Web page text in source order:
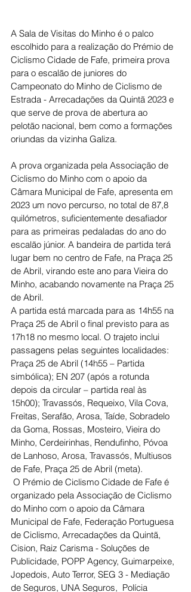
A Sala de Visitas do Minho é o palco
escolhido para a realização do Prémio de
Ciclismo Cidade de Fafe, primeira prova
para o escalão de juniores do
Campeonato do Minho de Ciclismo de
Estrada - Arrecadações da Quintã 2023 e
que serve de prova de abertura ao
pelotão nacional, bem como a formações
oriundas da vizinha Galiza.
A prova organizada pela Associação de
Ciclismo do Minho com o apoio da
Câmara Municipal de Fafe, apresenta em
2023 um novo percurso, no total de 87,8
quilómetros, suficientemente desafiador
para as primeiras pedaladas do ano do
escalão júnior. A bandeira de partida terá
lugar bem no centro de Fafe, na Praça 25
de Abril, virando este ano para Vieira do
Minho, acabando novamente na Praça 25
de Abril.
A partida está marcada para as 14h55 na
Praça 25 de Abril o final previsto para as
17h18 no mesmo local. O trajeto inclui
passagens pelas seguintes localidades:
Praça 25 de Abril (14h55 – Partida
simbólica); EN 207 (após a rotunda
depois da circular – partida real às
15h00); Travassós, Requeixo, Vila Cova,
Freitas, Serafão, Arosa, Taíde, Sobradelo
da Goma, Rossas, Mosteiro, Vieira do
Minho, Cerdeirinhas, Rendufinho, Póvoa
de Lanhoso, Arosa, Travassós, Multiusos
de Fafe, Praça 25 de Abril (meta).
O Prémio de Ciclismo Cidade de Fafe é
organizado pela Associação de Ciclismo
do Minho com o apoio da Câmara
Municipal de Fafe, Federação Portuguesa
de Ciclismo, Arrecadações da Quintã,
Cision, Raiz Carisma - Soluções de
Publicidade, POPP Agency, Guimarpeixe,
Jopedois, Auto Terror, SEG 3 - Mediação
de Seguros, UNA Seguros,  Polícia